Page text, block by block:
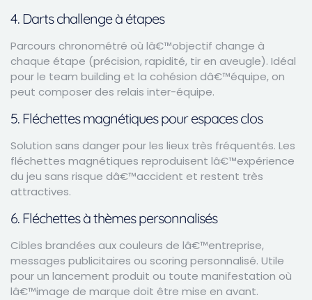
4. Darts challenge à étapes
Parcours chronométré où lâ€™objectif change à
chaque étape (précision, rapidité, tir en aveugle). Idéal
pour le team building et la cohésion dâ€™équipe, on
peut composer des relais inter-équipe.
5. Fléchettes magnétiques pour espaces clos
Solution sans danger pour les lieux très fréquentés. Les
fléchettes magnétiques reproduisent lâ€™expérience
du jeu sans risque dâ€™accident et restent très
attractives.
6. Fléchettes à thèmes personnalisés
Cibles brandées aux couleurs de lâ€™entreprise,
messages publicitaires ou scoring personnalisé. Utile
pour un lancement produit ou toute manifestation où
lâ€™image de marque doit être mise en avant.